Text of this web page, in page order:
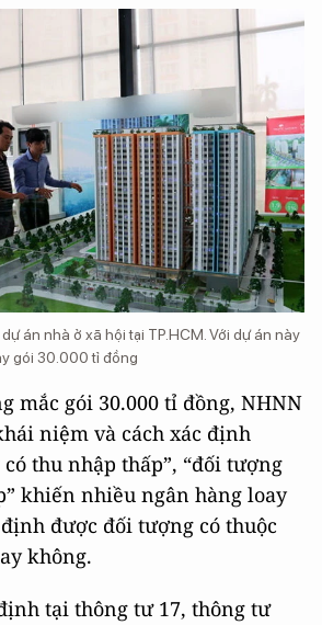
án nhà ở xã hội tại TP.HCM. Với dự án này
gói 30.000 tỉ đồng
mắc gói 30.000 tỉ đồng, NHNN
niệm và cách xác định
thu nhập thấp”, “đối tượng
khiến nhiều ngân hàng loay
được đối tượng có thuộc
không.
tại thông tư 17, thông tư